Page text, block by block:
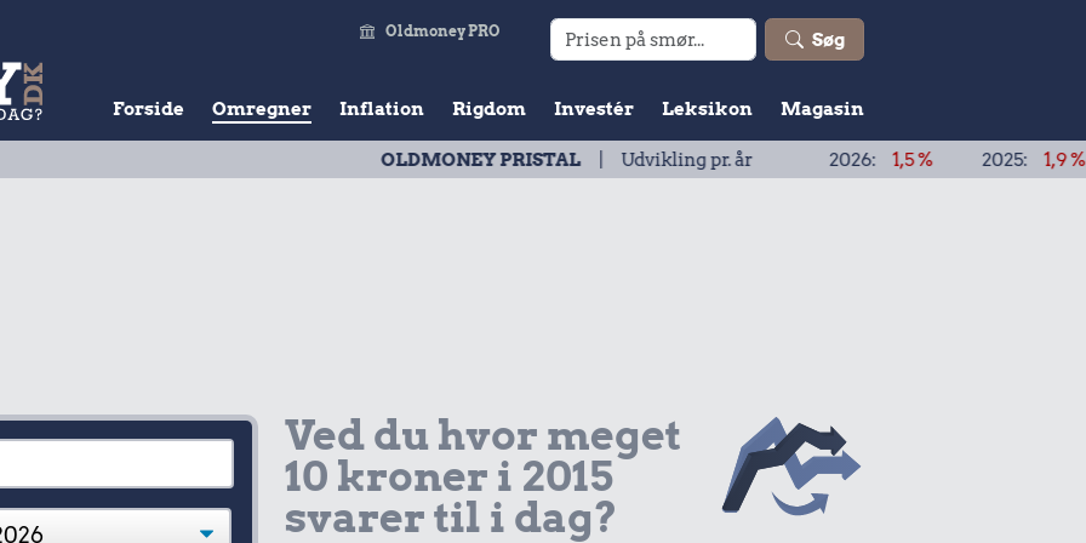
Søg
Oldmoney PRO
Forside Omregner Inflation Rigdom Investér Leksikon Magasin
OLDMONEY PRISTAL| Udvikling pr. år2026: 2025: 2024:
Ved du hvor meget
10 kroner i 2015
svarer til i dag?